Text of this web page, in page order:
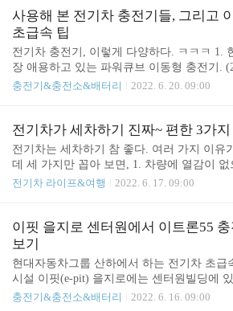
금액만큼 정확히 측정하여 이용자에게 별도
는 방식이다. 파워큐브 충전 콘센트는 관리
배운 전력 법칙 P=VI 다.이트론은 V = 400V, I
가 최대치다.따라서, 400 X 350 = 140~150KW
된다. 즉, 400볼트 350암페어 지원이 되는 급
기이면이트론은 최대 150kw로 충전이 된다.
데,전기차 중에 현대 아이오닉5 등 일부 신형
과,포르쉐 타이칸 등은 전압을 800V로 올려
스란히 충전 속도가 2배가 되는 거다.물론 충..
사용해 본 전기차 충전기들, 그리고
초급속 팁
전기차 충전기, 이렇게 다양하다. ㅋㅋㅋ 1.
장 애용하고 있는 파워큐브 이동형 충전기.
기존 전기 콘센트를 '모자분리'해서 태그를 셋
이면 속도는 2.2kw ~2.6kw 정도 나온다. 꽂고
지 해결되니 편의성은 최강! 당연히 전용 충
있어야 한다. 값이 좀 비싼게 흠이고 매월 기
촉. 112에 신고하면 예외없이 형사처벌임. 2.
충전기는 암페어 셋팅 기능이 없어 2.2kw가
최대치인데, (다만, 3구 산업용 코드에 물리
능..
충전기&충전소&배터리 2022. 6. 20. 09:00
전기차가 세차하기 진짜~ 편한 3가지
전기차는 세차하기 참 좋다. 여러 가지 이유
데 세 가지만 꼽아 보면, 1. 차량에 열감이 없
를 식히지 않고 바로 세차가 가능 보통 내연
열이 심한 상태에서 물이나 세제를 뿌리면 잘
얼룩이 진다. 뜨거우니 액체가 기화 되는 거
기차는 배터리팩과 에어컨 컴프레셔 외에는
지 않으니 도착에서 바로 세차를 시작해도 깔
세차가 가능. 2. 디스크 브레이크 철가루 분진
없음 아래 사진처럼 2~3달을 세차하지 않고
전기차 라이프&여행 2022. 6. 17. 09:00
이핏 을지로 센터원에서 이트론55 충
보기
현대자동차그룹 산하에서 하는 전기차 초급
시설 이핏(e-pit) 을지로에는 센터원빌딩에
하 주차장에 들어서면 큼지막하게 이핏으로
충전기&충전소&배터리 2022. 6. 16. 09:00